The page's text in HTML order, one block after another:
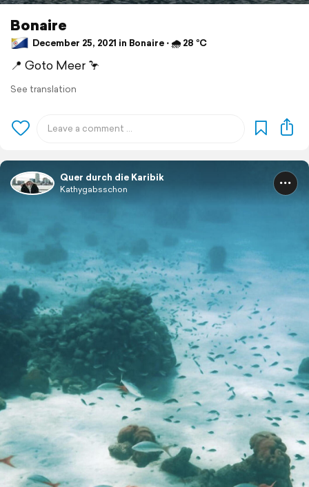
Bonaire
December 25, 2021 in Bonaire ⋅ 🌧 28 °C
📍 Goto Meer 🦩
See translation
Quer durch die Karibik
Kathygabsschon